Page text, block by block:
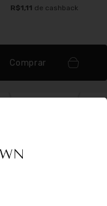
R$1,11 de cashback
Comprar